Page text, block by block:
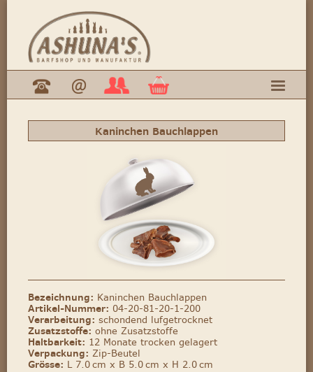
Kaninchen Bauchlappen
Bezeichnung: Kaninchen Bauchlappen
Artikel-Nummer: 04-20-81-20-1-200
Verarbeitung: schondend lufgetrocknet
Zusatzstoffe: ohne Zusatzstoffe
Haltbarkeit: 12 Monate trocken gelagert
Verpackung: Zip-Beutel
Grösse: L 7.0 cm x B 5.0 cm x H 2.0 cm